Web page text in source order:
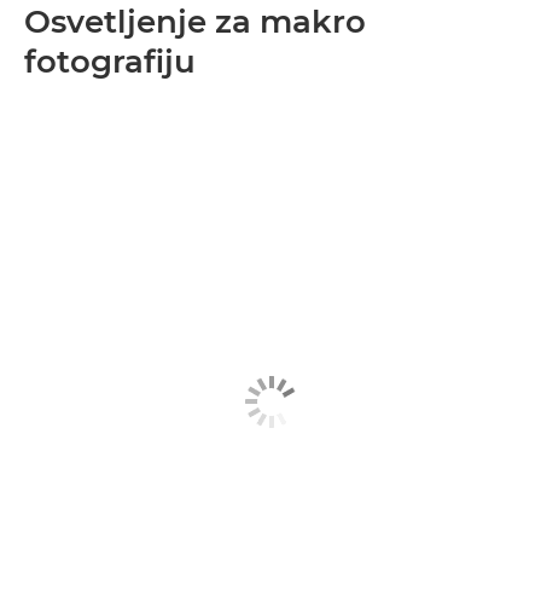
Osvetljenje za makro
fotografiju